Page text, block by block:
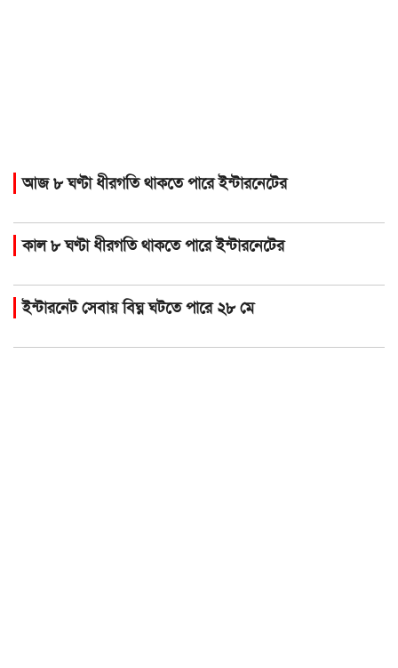
আজ ৮ ঘণ্টা ধীরগতি থাকতে পারে ইন্টারনেটের
কাল ৮ ঘণ্টা ধীরগতি থাকতে পারে ইন্টারনেটের
ইন্টারনেট সেবায় বিঘ্ন ঘটতে পারে ২৮ মে